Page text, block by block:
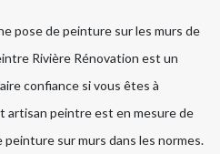
pose de peinture sur les murs de
Rivière Rénovation est un
confiance si vous êtes à
artisan peintre est en mesure de
sur murs dans les normes.